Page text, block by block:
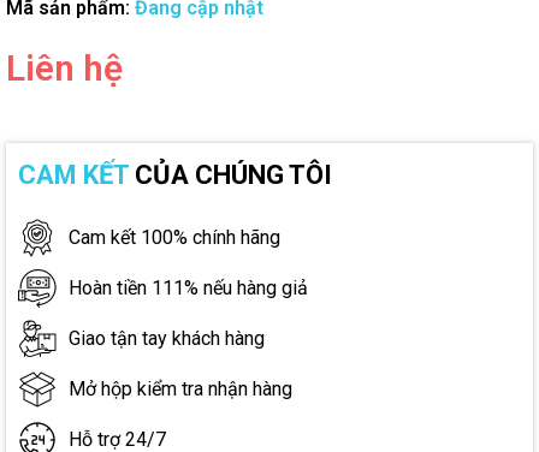
Mã sản phẩm: Đang cập nhật
Liên hệ
CAM KẾT CỦA CHÚNG TÔI
Cam kết 100% chính hãng
Hoàn tiền 111% nếu hàng giả
Giao tận tay khách hàng
Mở hộp kiểm tra nhận hàng
Hỗ trợ 24/7